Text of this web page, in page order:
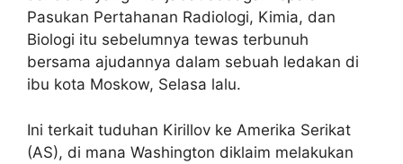
Pasukan Pertahanan Radiologi, Kimia, dan
Biologi itu sebelumnya tewas terbunuh
bersama ajudannya dalam sebuah ledakan di
ibu kota Moskow, Selasa lalu.
Ini terkait tuduhan Kirillov ke Amerika Serikat
(AS), di mana Washington diklaim melakukan